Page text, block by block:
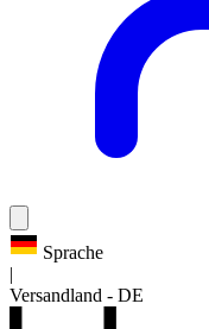
Sprache
|
Versandland - DE